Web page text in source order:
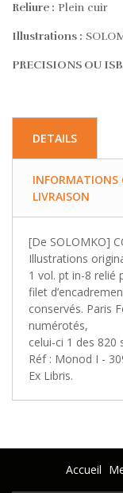
Reliure : Plein cuir
Illustrations :
PRECISIONS OU
DETAILS
INFORMATIONS
LIVRAISON
[De SOLOMKO]
Illustrations
1 vol. pt in-8 relié
filet
conservés. Paris
numérotés,
celui-ci 1 des 820
Réf : Monod I -
Ex Libris.
Accueil